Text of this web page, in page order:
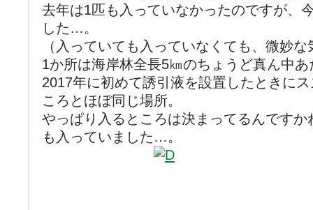
去年は1匹も入っていなかったのですが、
した…。
（入っていても入っていなくても、微妙
1か所は海岸林全長5㎞のちょうど真ん中あ
2017年に初めて誘引液を設置したときに
ころとほぼ同じ場所。
やっぱり入るところは決まってるんです
も入っていました…。